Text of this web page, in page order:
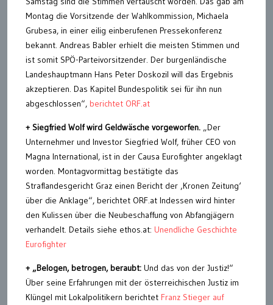
Montag die Vorsitzende der Wahlkommission, Michaela
Grubesa, in einer eilig einberufenen Pressekonferenz
bekannt. Andreas Babler erhielt die meisten Stimmen und
ist somit SPÖ-Parteivorsitzender. Der burgenländische
Landeshauptmann Hans Peter Doskozil will das Ergebnis
akzeptieren. Das Kapitel Bundespolitik sei für ihn nun
abgeschlossen“, berichtet ORF.at
+ Siegfried Wolf wird Geldwäsche vorgeworfen. „Der
Unternehmer und Investor Siegfried Wolf, früher CEO von
Magna International, ist in der Causa Eurofighter angeklagt
worden. Montagvormittag bestätigte das
Straflandesgericht Graz einen Bericht der ‚Kronen Zeitung‘
über die Anklage“, berichtet ORF.at Indessen wird hinter
den Kulissen über die Neubeschaffung von Abfangjägern
verhandelt. Details siehe ethos.at: Unendliche Geschichte
Eurofighter
+ „Belogen, betrogen, beraubt: Und das von der Justiz!“
Über seine Erfahrungen mit der österreichischen Justiz im
Klüngel mit Lokalpolitikern berichtet Franz Stieger auf